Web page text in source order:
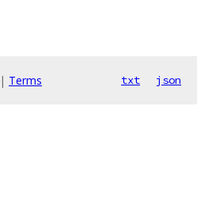
| Terms txt json